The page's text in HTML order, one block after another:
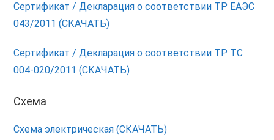
Сертификат / Декларация о соответствии ТР ЕАЭС
043/2011 (СКАЧАТЬ)
Сертификат / Декларация о соответствии ТР ТС
004-020/2011 (СКАЧАТЬ)
Схема
Схема электрическая (СКАЧАТЬ)